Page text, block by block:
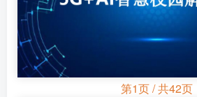
第1页 / 共42页